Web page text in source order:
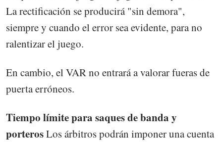
La rectificación se producirá "sin demora",
siempre y cuando el error sea evidente, para no
ralentizar el juego.
En cambio, el VAR no entrará a valorar fueras de
puerta erróneos.
Tiempo límite para saques de banda y
porterosLos árbitros podrán imponer una cuenta